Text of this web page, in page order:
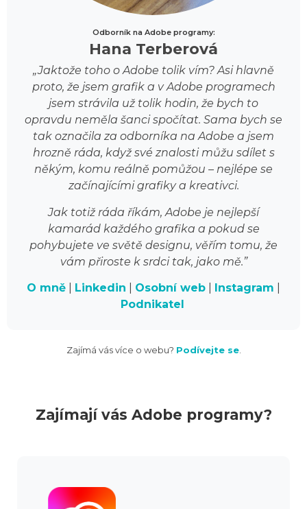
Odborník na Adobe programy:
Hana Terberová
„Jaktože toho o Adobe tolik vím? Asi hlavně
proto, že jsem grafik a v Adobe programech
jsem strávila už tolik hodin, že bych to
opravdu neměla šanci spočítat. Sama bych se
tak označila za odborníka na Adobe a jsem
hrozně ráda, když své znalosti můžu sdílet s
někým, komu reálně pomůžou – nejlépe se
začínajícími grafiky a kreativci.
Jak totiž ráda říkám, Adobe je nejlepší
kamarád každého grafika a pokud se
pohybujete ve světě designu, věřím tomu, že
vám přiroste k srdci tak, jako mě.”
O mně Linkedin Osobní web Instagram
Podnikatel
Zajímá vás více o webu? Podívejte se.
Zajímají vás Adobe programy?